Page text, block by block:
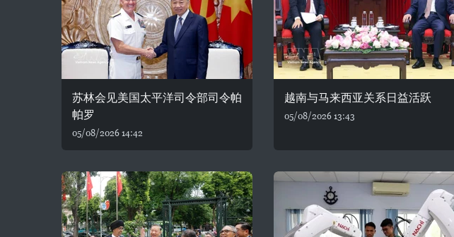
苏林会见美国太平洋司令部司令帕
帕罗
05/08/2026 14:42
越南与马来西亚关系日益活跃
05/08/2026 13:43